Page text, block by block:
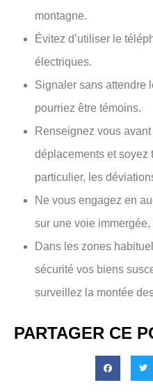
montagne.
Évitez d’utiliser le
électriques.
Signaler sans attendre
pourriez être témoins.
Renseignez vous
déplacements et soyez
particulier, les
Ne vous engagez en
sur une voie
Dans les zones
sécurité vos biens
surveillez la montée
PARTAGER CE